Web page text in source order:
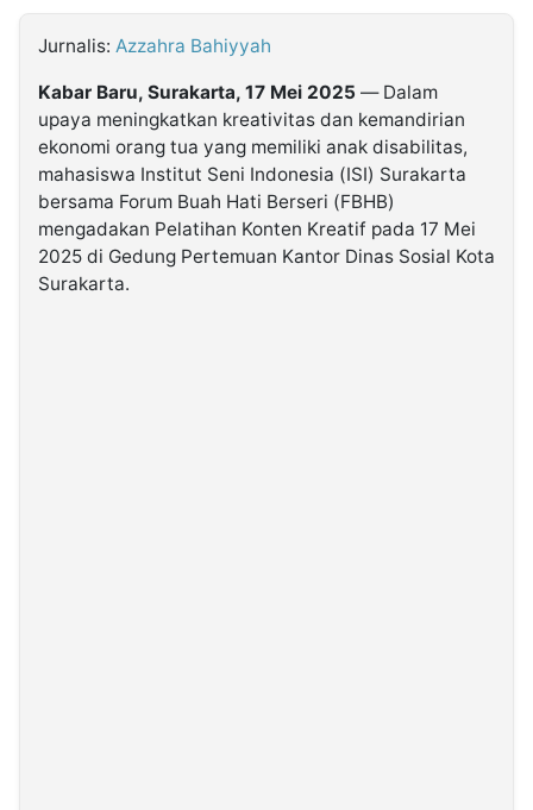
Kabarbaru.co
2026
Jurnalis: Azzahra Bahiyyah
Kabar Baru, Surakarta, 17 Mei 2025 — Dalam
upaya meningkatkan kreativitas dan kemandirian
ekonomi orang tua yang memiliki anak disabilitas,
mahasiswa Institut Seni Indonesia (ISI) Surakarta
bersama Forum Buah Hati Berseri (FBHB)
mengadakan Pelatihan Konten Kreatif pada 17 Mei
2025 di Gedung Pertemuan Kantor Dinas Sosial Kota
Surakarta.